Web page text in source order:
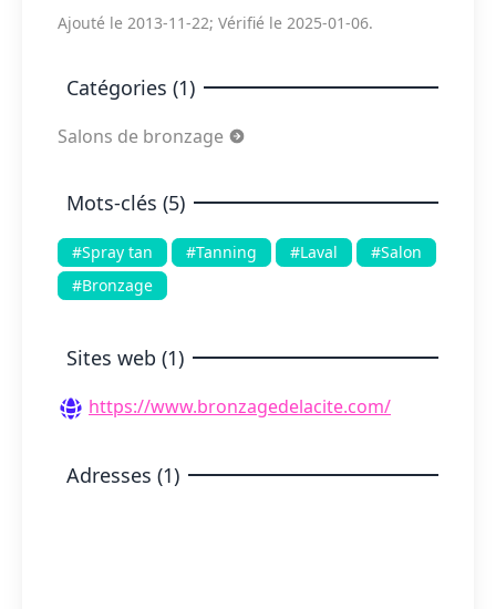
Ajouté le 2013-11-22; Vérifié le 2025-01-06.
Catégories (1)
Salons de bronzage
Mots-clés (5)
#Spray tan #Tanning #Laval
#Salon
#Bronzage
Sites web (1)
https://www.bronzagedelacite.com/
Adresses (1)